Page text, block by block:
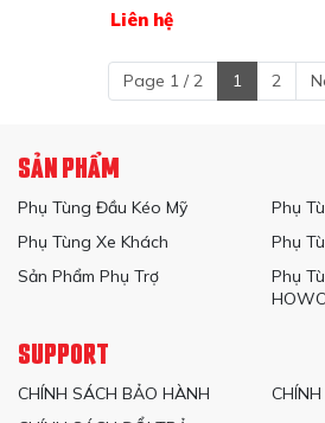
800059101 GT
Liên hệ
Page 1 / 2 1 2
SẢN PHẨM
Phụ Tùng Đầu Kéo Mỹ
Phụ
Phụ Tùng Xe Khách
Phụ
Sản Phẩm Phụ Trợ
Phụ
SUPPORT
CHÍNH SÁCH BẢO HÀNH